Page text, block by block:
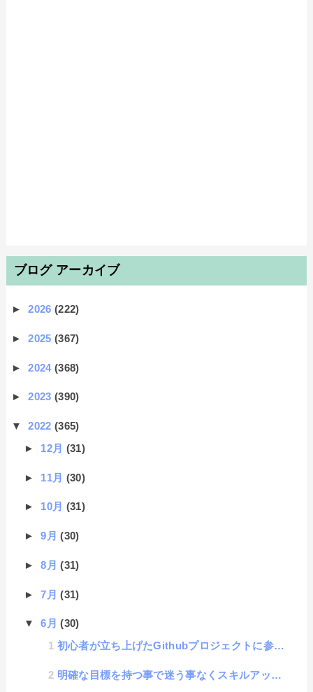
ブログ アーカイブ
►2026(222)
►2025(367)
►2024(368)
►2023(390)
▼2022(365)
► 12月 (31)
► 11月 (30)
► 10月 (31)
►9月(30)
►8月(31)
►7月(31)
▼6月(30)
初心者が立ち上げたGithubプロジェクトに参加した話
明確な目標を持つ事で迷う事なくスキルアップできるという話